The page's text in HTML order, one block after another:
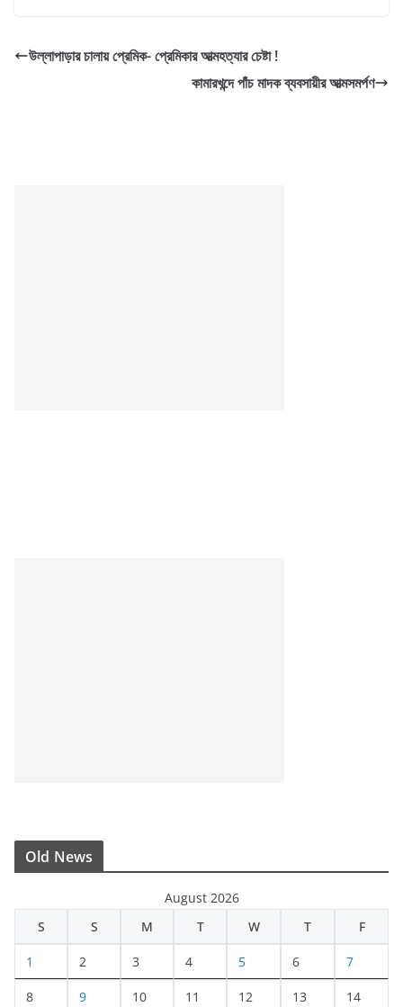
উল্লাপাড়ার চালায় প্রেমিক- প্রেমিকার আত্মহত্যার চেষ্টা !
কামারখন্দে পাঁচ মাদক ব্যবসায়ীর আত্মসমর্পণ
Old News
August 2026
S
S M T W T F
1 2 3 4 5 6 7
8 9 10 11 12 13 14